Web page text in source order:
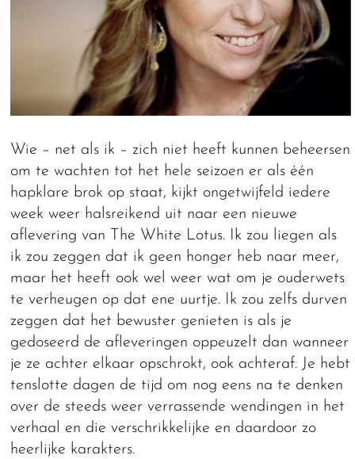
Wie – net als ik – zich niet heeft kunnen beheersen
om te wachten tot het hele seizoen er als één
hapklare brok op staat, kijkt ongetwijfeld iedere
week weer halsreikend uit naar een nieuwe
aflevering van The White Lotus. Ik zou liegen als
ik zou zeggen dat ik geen honger heb naar meer,
maar het heeft ook wel weer wat om je ouderwets
te verheugen op dat ene uurtje. Ik zou zelfs durven
zeggen dat het bewuster genieten is als je
gedoseerd de afleveringen oppeuzelt dan wanneer
je ze achter elkaar opschrokt, ook achteraf. Je hebt
tenslotte dagen de tijd om nog eens na te denken
over de steeds weer verrassende wendingen in het
verhaal en die verschrikkelijke en daardoor zo
heerlijke karakters.